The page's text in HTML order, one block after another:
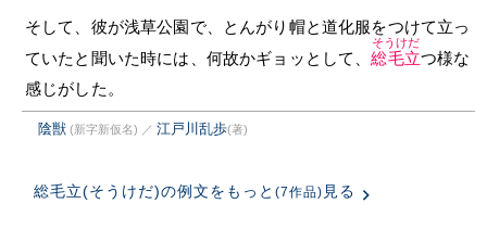
そして、彼が浅草公園で、とんがり帽と道化服をつけて立っ
ていたと聞いた時には、何故かギョッとして、総毛立
そうけだ
つ様な
感じがした。
陰獣 (新字新仮名) ／ 江戸川乱歩(著)
総毛立(そうけだ)の例文をもっと (7作品) 見る